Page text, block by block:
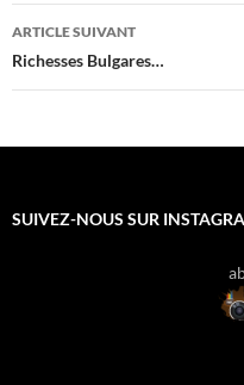
articles
ARTICLE SUIVANT
Richesses Bulgares…
SUIVEZ-NOUS SUR